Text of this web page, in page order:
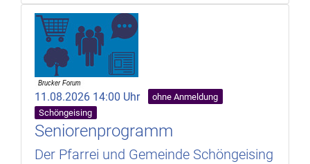
11.08.2026 14:00 Uhr
ohne Anmeldung
Schöngeising
Seniorenprogramm
Der Pfarrei und Gemeinde Schöngeising